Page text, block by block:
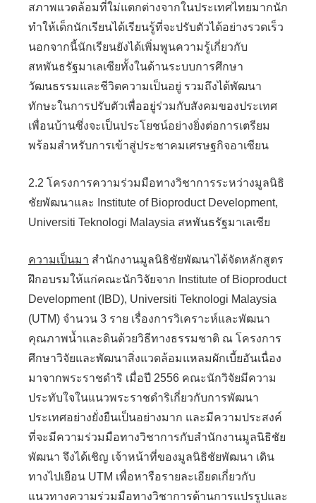
สภาพแวดล้อมที่ใม่แตกต่างจากในประเทศไทยมากนัก
ทำให้เด็กนักเรียนได้เรียนรู้ที่จะปรับตัวได้อย่างรวดเร็ว
นอกจากนี้นักเรียนยังได้เพิ่มพูนความรู้เกี่ยวกับ
สหพันธรัฐมาเลเซียทั้งในด้านระบบการศึกษา
วัฒนธรรมและชีวิตความเป็นอยู่ รวมถึงได้พัฒนา
ทักษะในการปรับตัวเพื่ออยู่ร่วมกับสังคมของประเทศ
เพื่อนบ้านซึ่งจะเป็นประโยชน์อย่างยิ่งต่อการเตรียม
พร้อมสำหรับการเข้าสู่ประชาคมเศรษฐกิจอาเซียน
2.2 โครงการความร่วมมือทางวิชาการระหว่างมูลนิธิ
ชัยพัฒนาและ Institute of Bioproduct Development,
Universiti Teknologi Malaysia สหพันธรัฐมาเลเซีย
ความเป็นมา สำนักงานมูลนิธิชัยพัฒนาได้จัดหลักสูตร
ฝึกอบรมให้แก่คณะนักวิจัยจาก Institute of Bioproduct
Development (IBD), Universiti Teknologi Malaysia
(UTM) จำนวน 3 ราย เรื่องการวิเคราะห์และพัฒนา
คุณภาพน้ำและดินด้วยวิธีทางธรรมชาติ ณ โครงการ
ศึกษาวิจัยและพัฒนาสิ่งแวดล้อมแหลมผักเบี้ยอันเนื่อง
มาจากพระราชดำริ เมื่อปี 2556 คณะนักวิจัยมีความ
ประทับใจในแนวพระราชดำริเกี่ยวกับการพัฒนา
ประเทศอย่างยั่งยืนเป็นอย่างมาก และมีความประสงค์
ที่จะมีความร่วมมือทางวิชาการกับสำนักงานมูลนิธิชัย
พัฒนา จึงได้เชิญ เจ้าหน้าที่ของมูลนิธิชัยพัฒนา เดิน
ทางไปเยือน UTM เพื่อหารือรายละเอียดเกี่ยวกับ
แนวทางความร่วมมือทางวิชาการด้านการแปรรูปและ